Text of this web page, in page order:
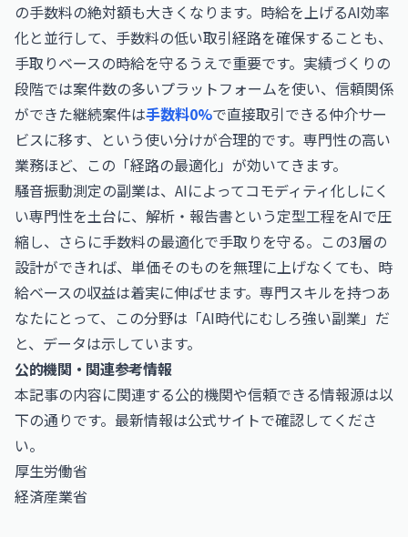
の手数料の絶対額も大きくなります。時給を上げるAI効率
化と並行して、手数料の低い取引経路を確保することも、
手取りベースの時給を守るうえで重要です。実績づくりの
段階では案件数の多いプラットフォームを使い、信頼関係
ができた継続案件は手数料0%で直接取引できる仲介サー
ビスに移す、という使い分けが合理的です。専門性の高い
業務ほど、この「経路の最適化」が効いてきます。
騒音振動測定の副業は、AIによってコモディティ化しにく
い専門性を土台に、解析・報告書という定型工程をAIで圧
縮し、さらに手数料の最適化で手取りを守る。この3層の
設計ができれば、単価そのものを無理に上げなくても、時
給ベースの収益は着実に伸ばせます。専門スキルを持つあ
なたにとって、この分野は「AI時代にむしろ強い副業」だ
と、データは示しています。
公的機関・関連参考情報
本記事の内容に関連する公的機関や信頼できる情報源は以
下の通りです。最新情報は公式サイトで確認してくださ
い。
厚生労働省
経済産業省